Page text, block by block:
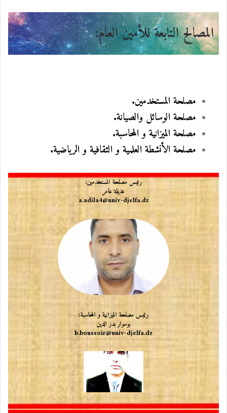
المصالح التابعة للأمين العام:
مصلحة المستخدمين.
مصلحة الوسائل والصيانة.
مصلحة الميزانية و المحاسبة.
مصلحة الأنشطة العلمية و الثقافية و الرياضية.
رئيس مصلحة المستخدمين:
عديلة عامر
a.adila4@univ-djelfa.dz
رئيسمصلحة الميزانية و المحاسبة:
بوسوار بدر الدين
b.boussoir@univ-djelfa.dz